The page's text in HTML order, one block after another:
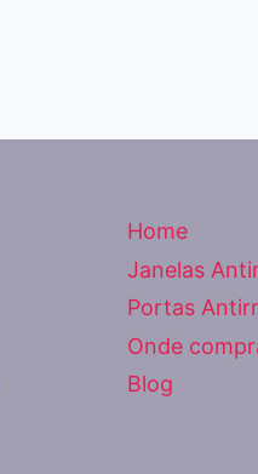
Home
Janelas
Portas
Onde
Blog